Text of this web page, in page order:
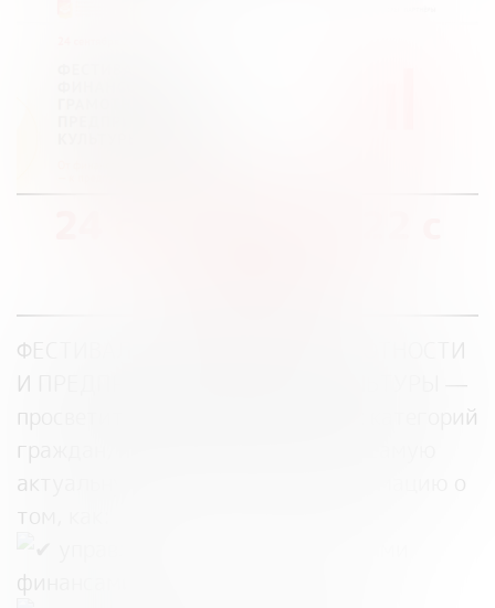
ФЕСТИВАЛЬ ФИНАНСОВОЙ ГРАМОТНОСТИ
И ПРЕДПРИНИМАТЕЛЬСКОЙ КУЛЬТУРЫ —
просветительская акция для всех категорий
граждан, позволяющая получить самую
актуальную и достоверную информацию о
том, как:
финансами